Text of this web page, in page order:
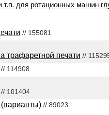
для ротационных машин
// 155081
трафаретной печати //
// 114908
// 101404
// 89023